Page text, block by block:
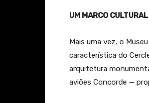
UM MARCO
Mais uma vez, o
característica do
arquitetura
aviões Concorde —